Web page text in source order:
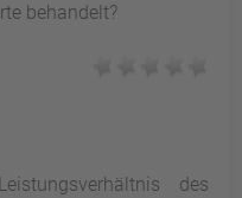
behandelt?
des